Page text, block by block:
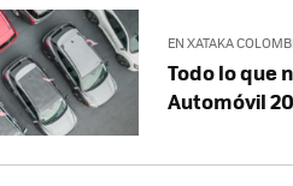
EN XATAKA
Todo lo que
Automóvil